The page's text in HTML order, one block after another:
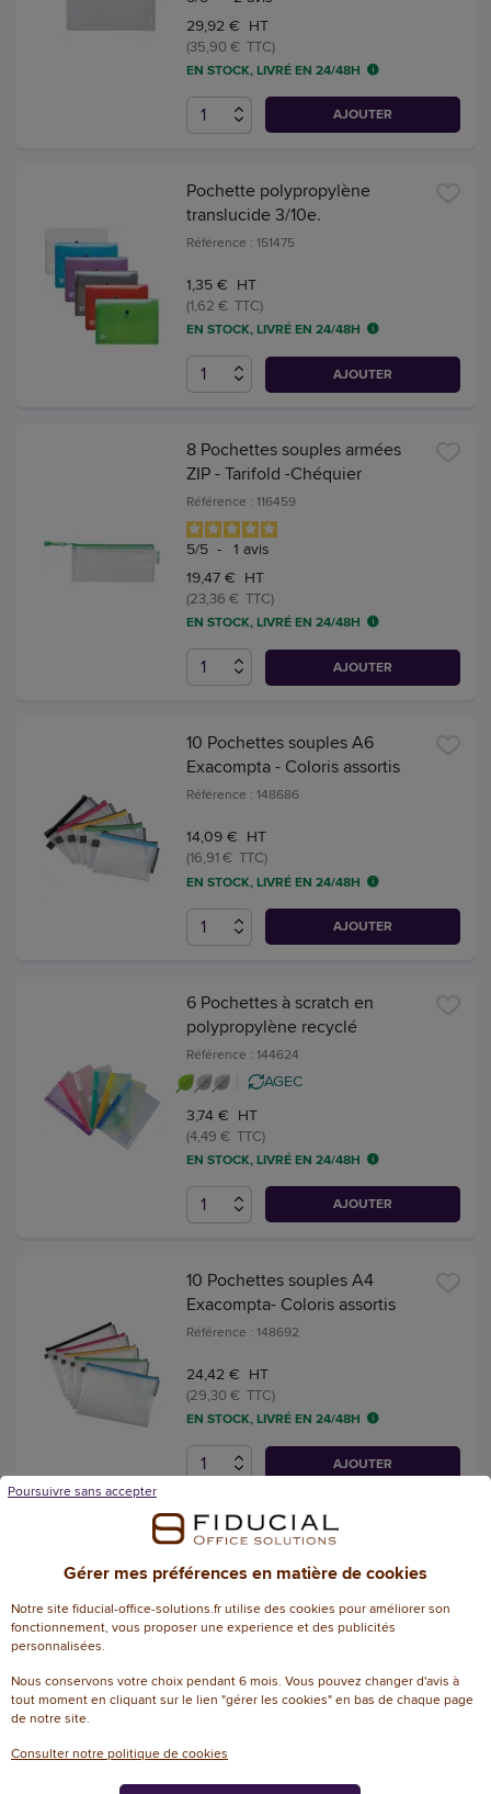
29,92 € HT
(35,90 € TTC)
EN STOCK, LIVRÉ EN 24/48H
AJOUTER
Pochette polypropylène
translucide 3/10e.
Référence : 151475
1,35 € HT
(1,62 € TTC)
EN STOCK, LIVRÉ EN 24/48H
AJOUTER
8 Pochettes souples armées
ZIP - Tarifold -Chéquier
Référence : 116459
5/5 - 1 avis
19,47 € HT
(23,36 € TTC)
EN STOCK, LIVRÉ EN 24/48H
AJOUTER
10 Pochettes souples A6
Exacompta - Coloris assortis
Référence : 148686
14,09 € HT
(16,91 € TTC)
EN STOCK, LIVRÉ EN 24/48H
AJOUTER
6 Pochettes à scratch en
polypropylène recyclé
Référence : 144624
AGEC
3,74 € HT
(4,49 € TTC)
EN STOCK, LIVRÉ EN 24/48H
AJOUTER
10 Pochettes souples A4
Exacompta- Coloris assortis
Référence : 148692
24,42 € HT
(29,30 € TTC)
EN STOCK, LIVRÉ EN 24/48H
AJOUTER
10 Pochettes souples 8x15 cm
Exacompta - Coloris assortis
14,09 € HT
EN STOCK, LIVRÉ EN 24/48H
Gérer mes préférences en matière de cookies
Notre site fiducial-office-solutions.fr utilise des cookies pour améliorer son
fonctionnement, vous proposer une experience et des publicités
personnalisées.
Nous conservons votre choix pendant 6 mois. Vous pouvez changer d'avis à
tout moment en cliquant sur le lien "gérer les cookies" en bas de chaque page
de notre site.
Consulter notre politique de cookies
Poursuivre sans accepter